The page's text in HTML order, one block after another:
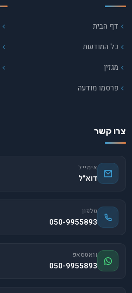
דף הבית
כל המודעות
מגזין
פרסמו מודעה
צרו קשר
אימייל
דוא"ל
טלפון
050-9955893
וואטסאפ
050-9955893